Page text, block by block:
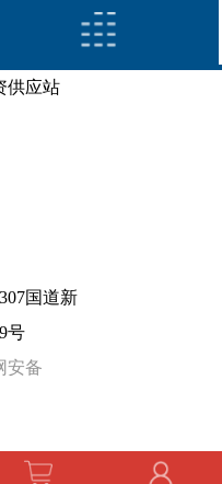
供应站
国道新
号
安备